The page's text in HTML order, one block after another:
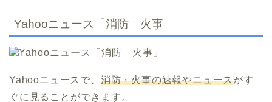
Yahooニュース「消防 火事」
Yahooニュースで、 消防・火事の速報やニュースがす
ぐに見ることができます。